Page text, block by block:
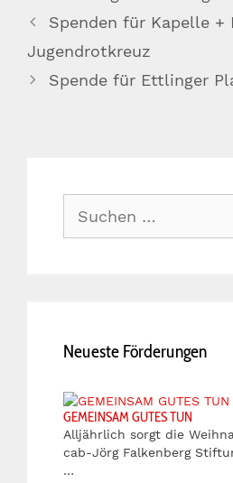
Spenden für Kapelle +
Jugendrotkreuz
Spende für Ettlinger
nach:
Neueste Förderungen
GEMEINSAM GUTES TUN
Alljährlich sorgt die
cab-Jörg Falkenberg
…